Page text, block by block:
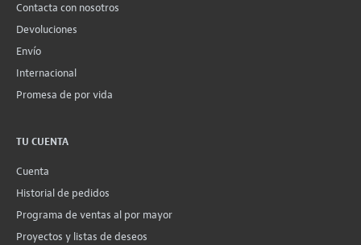
Contacta con nosotros
Devoluciones
Envío
Internacional
Promesa de por vida
TU CUENTA
Cuenta
Historial de pedidos
Programa de ventas al por mayor
Proyectos y listas de deseos